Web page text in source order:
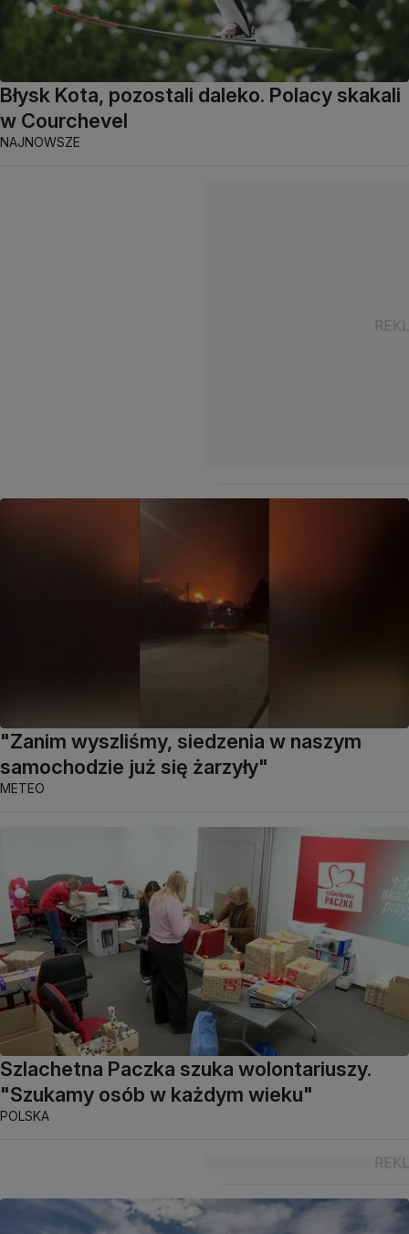
Błysk Kota, pozostali daleko. Polacy skakali
w Courchevel
NAJNOWSZE
"Zanim wyszliśmy, siedzenia w naszym
samochodzie już się żarzyły"
METEO
Szlachetna Paczka szuka wolontariuszy.
"Szukamy osób w każdym wieku"
POLSKA